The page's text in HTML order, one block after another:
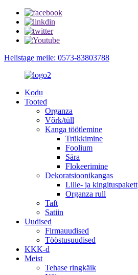
Helistage meile: 0573-83803788
Kodu
Tooted
Organza
Võrk/tüll
Kanga töötlemine
Trükkimine
Foolium
Sära
Flokeerimine
Dekoratsioonikangas
Lille- ja kingituspakett
Organza rull
Taft
Satiin
Uudised
Firmauudised
Tööstusuudised
KKK-d
Meist
Tehase ringkäik